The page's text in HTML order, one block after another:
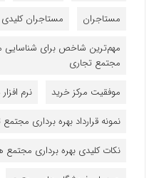
مستاجران
مستاجران کلیدی
مهم‌ترین شاخص برای شناسایی
مجتمع تجاری
موفقیت مرکز خرید
نرم
نمونه قرارداد بهره برداری
نکات کلیدی بهره برداری